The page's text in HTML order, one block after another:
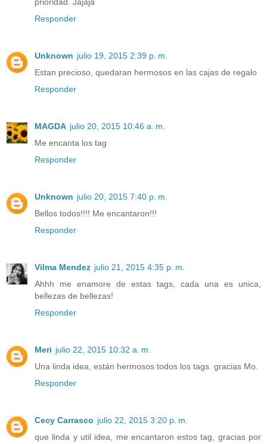
Responder
Unknown julio 19, 2015 2:39 p. m.
Estan precioso, quedaran hermosos en las cajas de regalo
Responder
MAGDA julio 20, 2015 10:46 a. m.
Me encanta los tag
Responder
Unknown julio 20, 2015 7:40 p. m.
Bellos todos!!!! Me encantaron!!!
Responder
Vilma Mendez julio 21, 2015 4:35 p. m.
Ahhh me enamore de estas tags, cada una es unica,
bellezas de bellezas!
Responder
Meri julio 22, 2015 10:32 a. m.
Una linda idea, están hermosos todos los tags. gracias Mo.
Responder
Cecy Carrasco julio 22, 2015 3:20 p. m.
que linda y util idea, me encantaron estos tag, gracias por